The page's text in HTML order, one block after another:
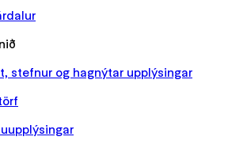
stefnur og hagnýtar upplýsingar